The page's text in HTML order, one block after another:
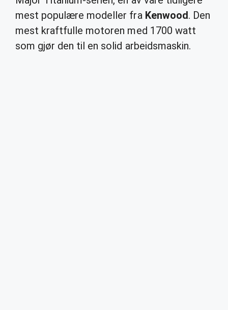
mest populære modeller fra Kenwood. Den
mest kraftfulle motoren med 1700 watt
som gjør den til en solid arbeidsmaskin.